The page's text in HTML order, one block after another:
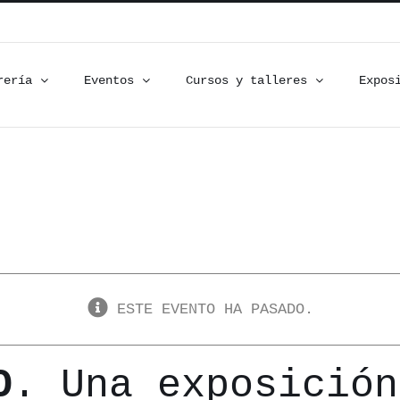
Eventos Cursos y talleres
ESTE EVENTO HA PASADO.
. Una